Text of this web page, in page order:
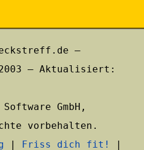
–
– Aktualisiert:
GmbH,
vorbehalten.
| Friss dich fit! |